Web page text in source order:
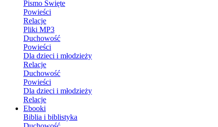
Pismo Święte
Powieści
Relacje
Pliki MP3
Duchowość
Powieści
Dla dzieci i młodzieży
Relacje
Duchowość
Powieści
Dla dzieci i młodzieży
Relacje
Ebooki
Biblia i biblistyka